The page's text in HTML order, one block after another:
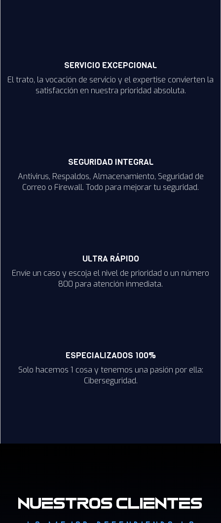
SERVICIO EXCEPCIONAL
El trato, la vocación de servicio y el expertise convierten la
satisfacción en nuestra prioridad absoluta.
SEGURIDAD INTEGRAL
Antivirus, Respaldos, Almacenamiento, Seguridad de
Correo o Firewall. Todo para mejorar tu seguridad.
ULTRA RÁPIDO
Envíe un caso y escoja el nivel de prioridad o un número
800 para atención inmediata.
ESPECIALIZADOS 100%
Solo hacemos 1 cosa y tenemos una pasión por ella:
Ciberseguridad.
Nuestros Clientes